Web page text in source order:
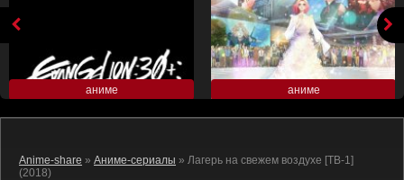
аниме аниме
Anime-share » Аниме-сериалы » Лагерь на свежем воздухе [ТВ-1]
(2018)